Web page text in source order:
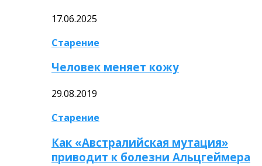
17.06.2025
Старение
Человек меняет кожу
29.08.2019
Старение
Как «Австралийская мутация»
приводит к болезни Альцгеймера